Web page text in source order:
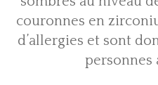
couronnes en
d’allergies et sont
personnes